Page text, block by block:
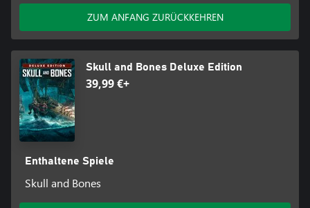
ZUM ANFANG ZURÜCKKEHREN
Skull and Bones Deluxe Edition
39,99 €+
Enthaltene Spiele
Skull and Bones